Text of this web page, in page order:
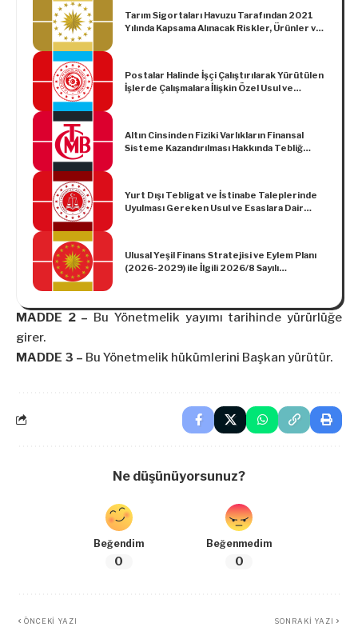
Tarım Sigortaları Havuzu Tarafından 2021
Yılında Kapsama Alınacak Riskler, Ürünler ve
Postalar Halinde İşçi Çalıştırılarak Yürütülen
İşlerde Çalışmalara İlişkin Özel Usul ve
Altın Cinsinden Fiziki Varlıkların Finansal
Sisteme Kazandırılması Hakkında Tebliğ
Yurt Dışı Tebligat ve İstinabe Taleplerinde
Uyulması Gereken Usul ve Esaslara Dair
Ulusal Yeşil Finans Stratejisi ve Eylem Planı
(2026-2029) ile İlgili 2026/8 Sayılı
MADDE 2 – Bu Yönetmelik yayımı tarihinde yürürlüğe
girer.
MADDE 3 – Bu Yönetmelik hükümlerini Başkan yürütür.
Ne düşünüyorsunuz?
Beğendim
0
Beğenmedim
0
ÖNCEKI YAZI SONRAKI YAZI